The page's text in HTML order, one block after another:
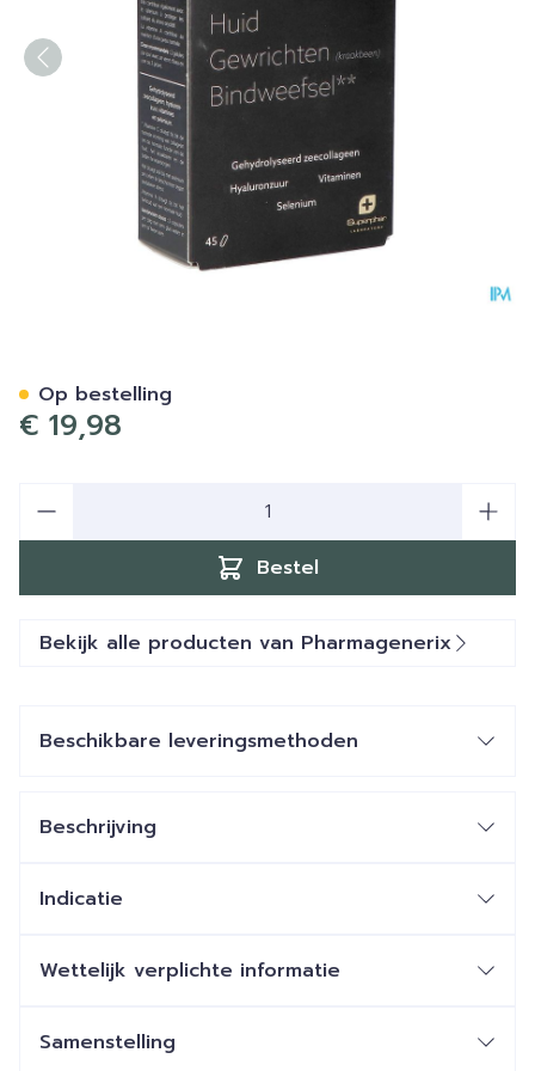
€ 19,98
Bestel
Op bestelling
Bekijk alle producten van Pharmagenerix
Beschikbare leveringsmethoden
Beschrijving
Indicatie
Wettelijk verplichte informatie
Samenstelling